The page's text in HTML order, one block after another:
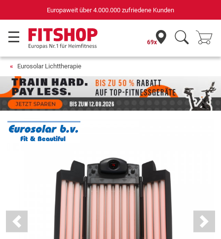
Europaweit über 4.000.000 zufriedene Kunden
69x
Eurosolar Lichttherapie
Previous Next